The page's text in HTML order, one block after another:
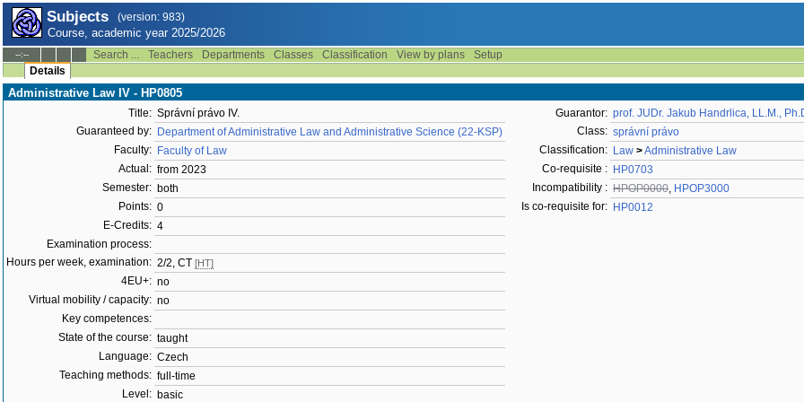
Subjects (version: 983)
Course, academic year 2025/2026
--:-- Search ... Teachers Departments Classes Classification View by plans
Setup
Details
Administrative Law IV - HP0805
Title: Správní právo IV.
Guaranteed by: Department of Administrative Law and Administrative Science (22-KSP)
Faculty: Faculty of Law
Actual: from 2023
Semester: both
Points: 0
E-Credits: 4
Examination process:
Hours per week, examination: 2/2, CT [HT]
4EU+: no
Virtual mobility / capacity: no
Key competences:
State of the course: taught
Language: Czech
Teaching methods: full-time
Level: basic
Guarantor: prof. JUDr. Jakub Handrlica, LL.M.,
Class: správní právo
Classification: Law >Administrative Law
Co-requisite : HP0703
Incompatibility : HPOP0000, HPOP3000
Is co-requisite for: HP0012